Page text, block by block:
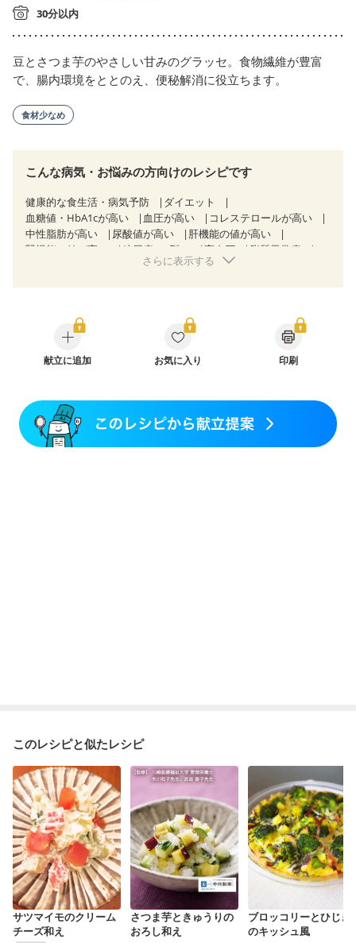
30分以内
豆とさつま芋のやさしい甘みのグラッセ。食物繊維が豊富
で、腸内環境をととのえ、便秘解消に役立ちます。
食材少なめ
こんな病気・お悩みの方向けのレシピです
健康的な食生活・病気予防
ダイエット
血糖値・HbA1cが高い
血圧が高い
コレステロールが高い
中性脂肪が高い
尿酸値が高い
肝機能の値が高い
腎機能の値が高い
糖尿病（2型） 高血圧
脂質異常症
狭心症 心筋梗塞
糖尿病性腎症（第１期）
糖尿病性腎症（第２期）
糖尿病性腎症（第３期）
CKD（ステージ１）
CKD（ステージ２）
CKD（ステージ３a）
乳がん治療を終えた方・経過観察中の方など
味の感じ方が変わった
食欲がない 産後（ミルク）
骨粗しょう症
さらに表示する
献立に追加 お気に入り 印刷
このレシピと似たレシピ
サツマイモのクリーム
チーズ和え
さつま芋ときゅうりの
おろし和え
ブロッコリーとひじき
のキッシュ風